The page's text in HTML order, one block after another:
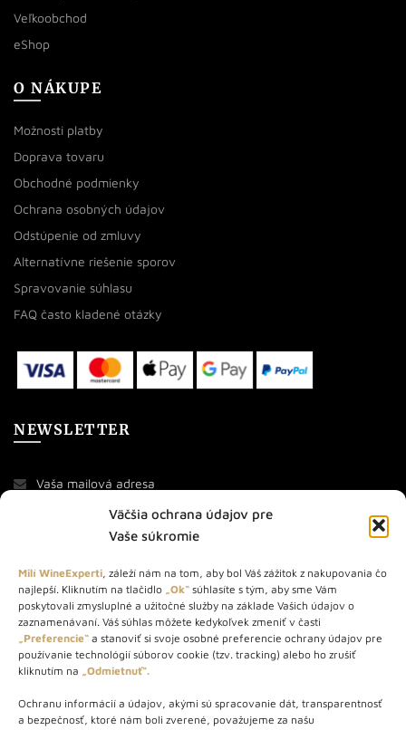
Väčšia ochrana údajov pre
Vaše súkromie
Milí WineExperti, záleží nám na tom, aby bol Váš zážitok z nakupovania čo
najlepší. Kliknutím na tlačidlo „Ok“ súhlasíte s tým, aby sme Vám
poskytovali zmysluplné a užitočné služby na základe Vašich údajov o
zaznamenávaní. Váš súhlas môžete kedykoľvek zmeniť v časti
„Preferencie“ a stanoviť si svoje osobné preferencie ochrany údajov pre
používanie technológií súborov cookie (tzv. tracking) alebo ho zrušiť
kliknutím na „Odmietnuť“.
Ochranu informácií a údajov, akými sú spracovanie dát, transparentnosť
a bezpečnosť, ktoré nám boli zverené, považujeme za našu
Veľkoobchod
eShop
O NÁKUPE
Možnosti platby
Doprava tovaru
Obchodné podmienky
Ochrana osobných údajov
Odstúpenie od zmluvy
Alternatívne riešenie sporov
Spravovanie súhlasu
FAQ často kladené otázky
NEWSLETTER
O NÁS
STORE – obchod s vínom a destilátmi od roku 2010. Na našej
webovej stránke predávame viac ako 1000+ značkových
produktov.
Info tel.: +421 917 779 888